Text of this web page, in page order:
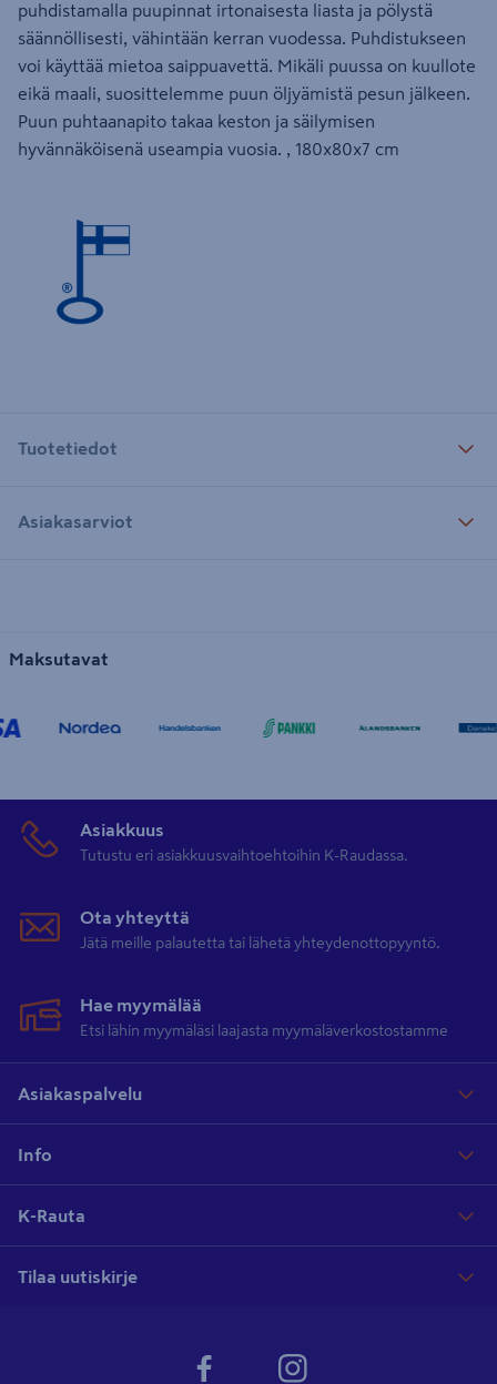
puhdistamalla puupinnat irtonaisesta liasta ja pölystä
säännöllisesti, vähintään kerran vuodessa. Puhdistukseen
voi käyttää mietoa saippuavettä. Mikäli puussa on kuullote
eikä maali, suosittelemme puun öljyämistä pesun jälkeen.
Puun puhtaanapito takaa keston ja säilymisen
hyvännäköisenä useampia vuosia. , 180x80x7 cm
Tuotetiedot
Asiakasarviot
Maksutavat
Asiakkuus
Tutustu eri asiakkuusvaihtoehtoihin K-Raudassa.
Ota yhteyttä
Jätä meille palautetta tai lähetä yhteydenottopyyntö.
Hae myymälää
Etsi lähin myymäläsi laajasta myymäläverkostostamme
Asiakaspalvelu
Info
K-Rauta
Tilaa uutiskirje